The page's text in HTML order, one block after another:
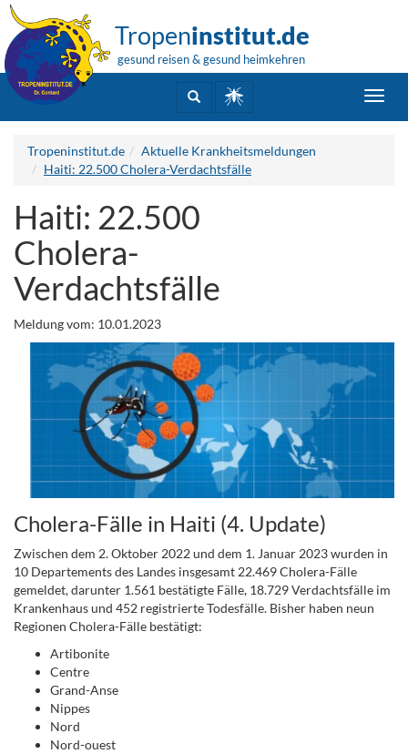
Tropeninstitut.de
gesund reisen & gesund heimkehren
Tropeninstitut.de
Aktuelle Krankheitsmeldungen
Haiti: 22.500 Cholera-Verdachtsfälle
Haiti: 22.500
Cholera-
Verdachtsfälle
Meldung vom: 10.01.2023
Cholera-Fälle in Haiti (4. Update)
Zwischen dem 2. Oktober 2022 und dem 1. Januar 2023 wurden in
10 Departements des Landes insgesamt 22.469 Cholera-Fälle
gemeldet, darunter 1.561 bestätigte Fälle, 18.729 Verdachtsfälle im
Krankenhaus und 452 registrierte Todesfälle. Bisher haben neun
Regionen Cholera-Fälle bestätigt:
Artibonite
Centre
Grand-Anse
Nippes
Nord
Nord-ouest